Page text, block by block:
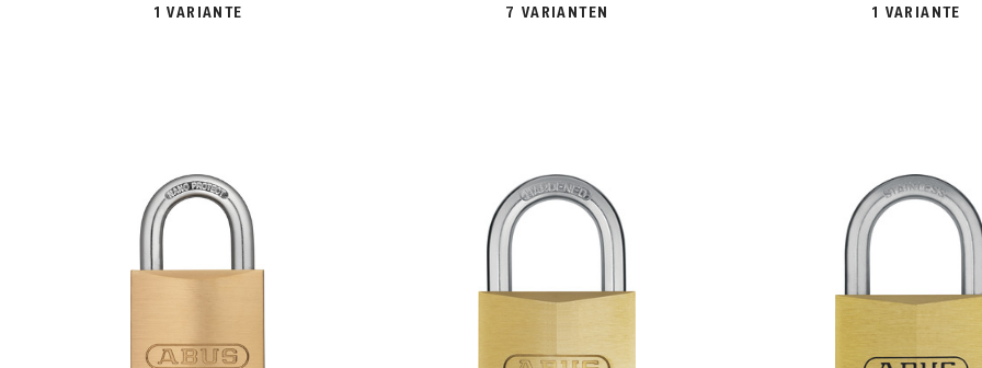
1 VARIANTE 7 VARIANTEN 1 VARIANTE